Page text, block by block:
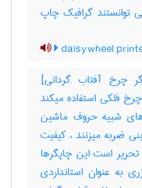
توانستند گرافیک چاپ
daisywheel
چرخ آفتاب گردانی]
فلکی استفاده میکند
شبیه حروف ماشین
ضربه میزنند ، کیفیت
است این چاپگرها
به عنوان استانداردی